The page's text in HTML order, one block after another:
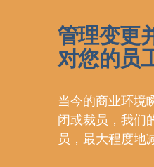
管理变更
对您的员
当今的商业环境
闭或裁员，我们
员，最大程度地